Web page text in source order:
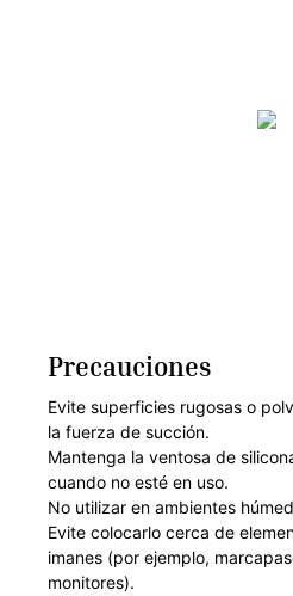
Precauciones
Evite superficies rugosas o
la fuerza de succión.
Mantenga la ventosa de
cuando no esté en uso.
No utilizar en ambientes
Evite colocarlo cerca de
imanes (por ejemplo,
monitores).